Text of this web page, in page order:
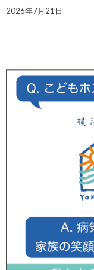
2026年7月21日